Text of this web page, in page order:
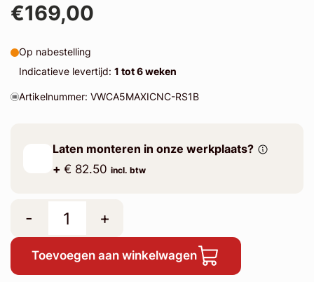
€169,00
Op nabestelling
Indicatieve levertijd: 1 tot 6 weken
Artikelnummer: VWCA5MAXICNC-RS1B
Laten monteren in onze werkplaats?
+ € 82.50 incl. btw
- +
Toevoegen aan winkelwagen